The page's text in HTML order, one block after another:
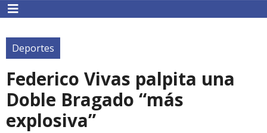
Deportes
Federico Vivas palpita una
Doble Bragado “más
explosiva”